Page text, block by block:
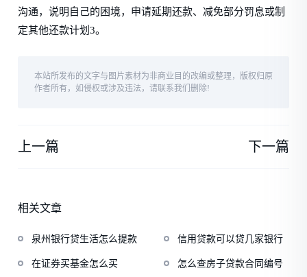
沟通，说明自己的困境，申请延期还款、减免部分罚息或制
定其他还款计划3。
本站所发布的文字与图片素材为非商业目的改编或整理，版权归原
作者所有，如侵权或涉及违法，请联系我们删除!
上一篇 下一篇
相关文章
泉州银行贷生活怎么提款 信用贷款可以贷几家银行
在证券买基金怎么买 怎么查房子贷款合同编号